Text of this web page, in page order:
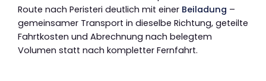
Route nach Peristeri deutlich mit einer Beiladung –
gemeinsamer Transport in dieselbe Richtung, geteilte
Fahrtkosten und Abrechnung nach belegtem
Volumen statt nach kompletter Fernfahrt.